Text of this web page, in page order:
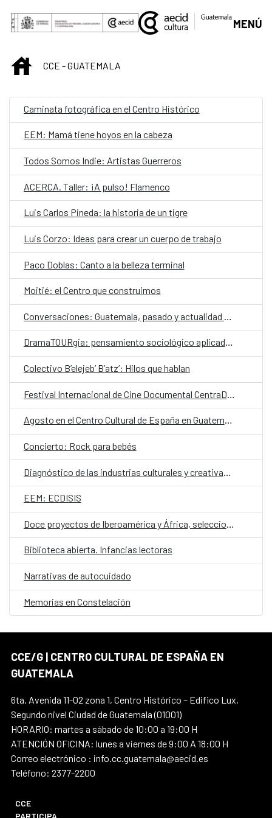
Saltar al contenido principal
MENÚ
INICIOCCE - GUATEMALA
Caminata fotográfica en el Centro Histórico
EEM: Mamá tiene hoyos en la cabeza
Todos Somos Indie: Artistas Guerreros
ACERCA. Taller: ¡A pulso! Flamenco
Luis Carlos Pineda: la historia de un tigre
Luis Corzo: Ideas para crear un cuerpo de trabajo
Paco Doblas: Canto a la belleza terminal
Moitié: el Centro que construimos
Conversaciones: Guatemala, pasado y actualidad en el valle de La Ermita
DramaTOURgia: pensamiento sociológico aplicado a la creación escénica
Colectivo B’elejeb’ B’atz’: Hilos que hablan
Agosto en el Centro Cultural de España en Guatemala
Concierto: Rock para bebés
EEM: ECDISIS
Doce proyectos de Iberoamérica y África, seleccionados en la convocatoria E·CO/26: Sobre el tiempo
Biblioteca abierta. Infancias lectoras
Narrativas de autocuidado
Memorias en Constelación
CCE/G | CENTRO CULTURAL DE ESPAÑA EN
GUATEMALA
6ta. Avenida 11-02 zona 1, Centro Histórico – Edifico Lux,
Segundo nivel Ciudad de Guatemala (01001)
HORARIO: martes a sábado de 10:00 a 19:00 H
ATENCIÓN OFICINA: lunes a viernes de 9:00 A 18:00 H
Correo electrónico : info.cc.guatemala@aecid.es
Teléfono: 2377-2200
CCE